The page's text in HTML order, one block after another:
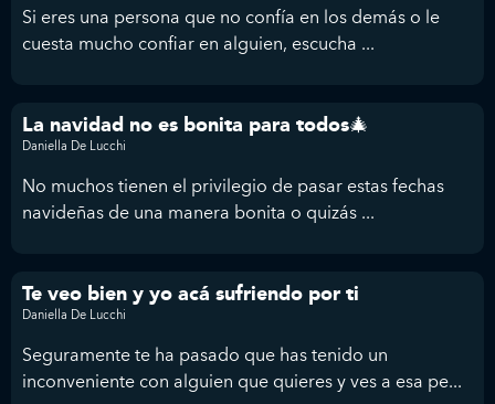
Si eres una persona que no confía en los demás o le
cuesta mucho confiar en alguien, escucha ...
La navidad no es bonita para todos🎄
Daniella De Lucchi
No muchos tienen el privilegio de pasar estas fechas
navideñas de una manera bonita o quizás ...
Te veo bien y yo acá sufriendo por ti
Daniella De Lucchi
Seguramente te ha pasado que has tenido un
inconveniente con alguien que quieres y ves a esa pe...